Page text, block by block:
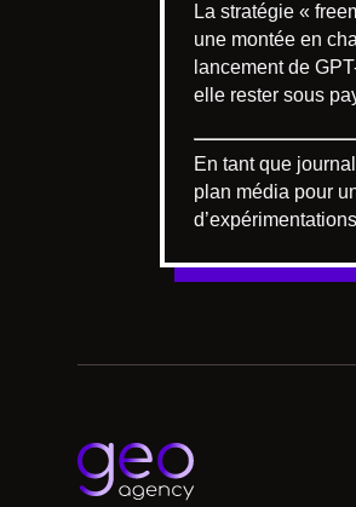
La stratégie «
une montée en
lancement de
elle rester sous
En tant que
plan média pour